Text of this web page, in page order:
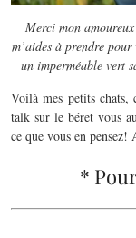
Merci mon
m’aides à prendre
un imperméable vert
Voilà mes petits chats,
talk sur le béret vous
ce que vous en pensez!
*